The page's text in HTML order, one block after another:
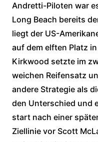
Andretti-Piloten war
Long Beach bereits
liegt der US-
auf dem elften Platz
Kirkwood setzte im
weichen Reifensatz
andere Strategie als
den Unterschied und
start nach einer
Ziellinie vor Scott